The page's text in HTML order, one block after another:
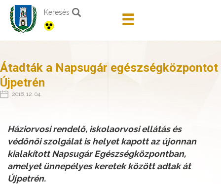
Keresés
Átadták a Napsugár egészségközpontot
Újpetrén
2018. 12. 04.
Háziorvosi rendelő, iskolaorvosi ellátás és
védőnői szolgálat is helyet kapott az újonnan
kialakított Napsugár Egészségközpontban,
amelyet ünnepélyes keretek között adtak át
Újpetrén.